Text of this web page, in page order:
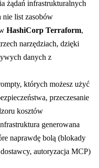
żądań infrastrukturalnych
nie list zasobów
HashiCorp Terraform,
narzędziach, dzięki
danych z
których możesz użyć
przeczesanie
kosztów
generowana
naprawdę bolą (blokady
autoryzacja MCP)